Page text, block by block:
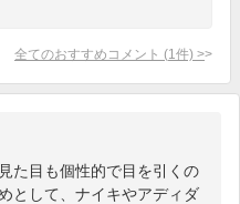
全てのおすすめコメント (1 件) >
た目も個性的で目を引くの
として、ナイキやアディダ